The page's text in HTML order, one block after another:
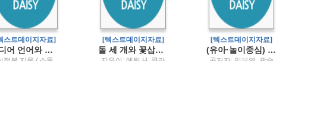
스트데이지자료]
미디어 언어와 문화
정복 지음 / 소통
[텍스트데이지자료]
돌 세 개와 꽃삽사라진 문명을 역사로 만드는 발굴 이야기
지은이: 에릭 H. 클라
[텍스트데이지자료]
(유아·놀이중심) 유아교육과정
공저자: 임부연, 곽승